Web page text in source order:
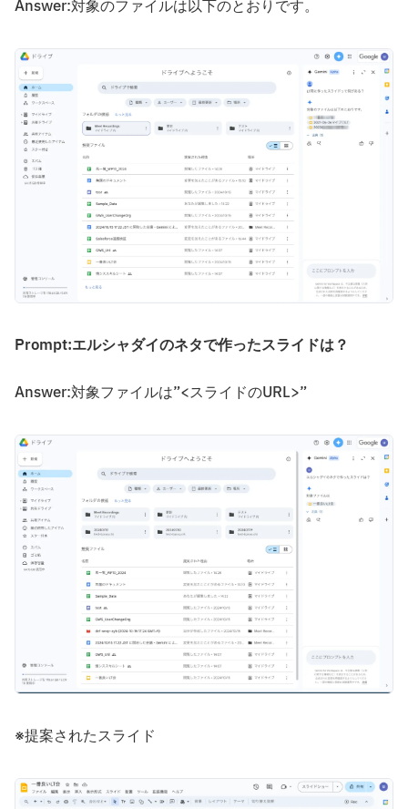
Answer:対象のファイルは以下のとおりです。
Prompt:エルシャダイのネタで作ったスライドは？
Answer:対象ファイルは”<スライドのURL>”
※提案されたスライド